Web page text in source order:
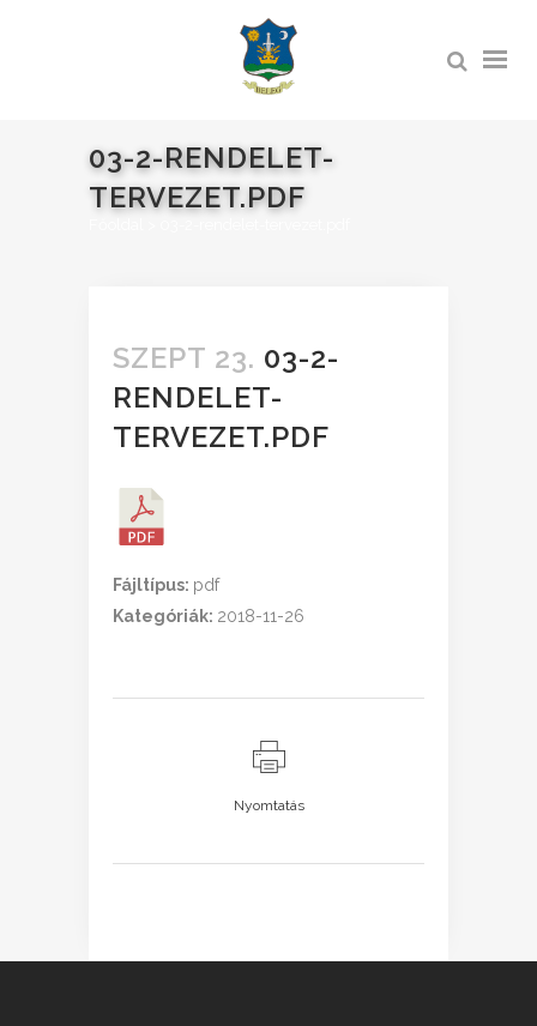
03-2-RENDELET-
TERVEZET.PDF
SZEPT 23. 03-2-
RENDELET-
TERVEZET.PDF
Fájltípus: pdf
Kategóriák: 2018-11-26
Nyomtatás